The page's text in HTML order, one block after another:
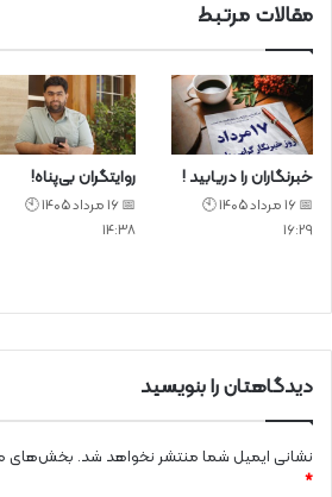
مقالات مرتبط
خبرنگاران را دریابید !
📅 16 مرداد 1405 🕙
16:29
روایتگران بی‌پناه!
📅 16 مرداد 1405 🕙
14:38
دیدگاهتان را بنویسید
نشانی ایمیل شما منتشر نخواهد شد. بخش‌های
*